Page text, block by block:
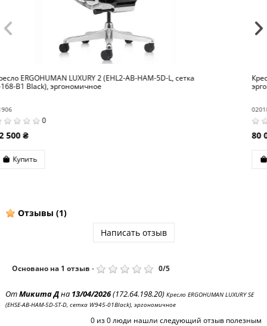
Кресло ERGOHUMAN SE (EHSE-AB-HAM-5D-E-D+LM-CH),
эргономичное, черное
Отзывы (1)
Написать отзыв
Основано на 1 отзыв - 0/5
ОтМикита Дна 13/04/2026(172.64.198.20) Кресло ERGOHUMAN LUXURY SE
(EHSE-AB-HAM-5D-ST-D, сетка W945-01Black), эргономичное
0 из0люди нашли следующий отзыв полезным